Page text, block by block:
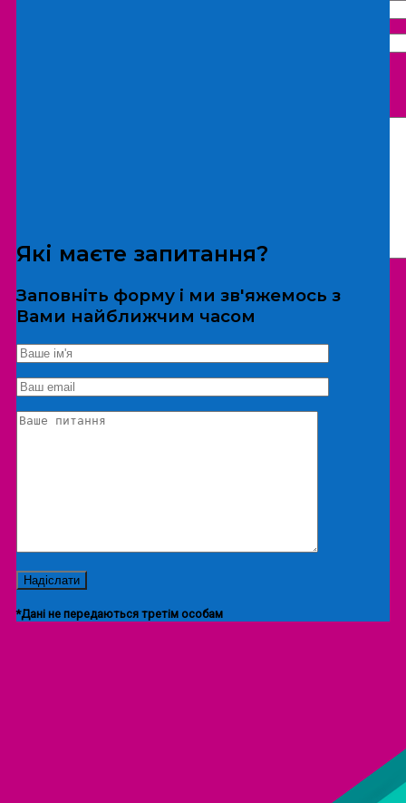
*Дані не передаються третім особам
Екскурсія/локація
Які маєте запитання?
Заповніть форму і ми зв'яжемось з
Вами найближчим часом
*Дані не передаються третім особам